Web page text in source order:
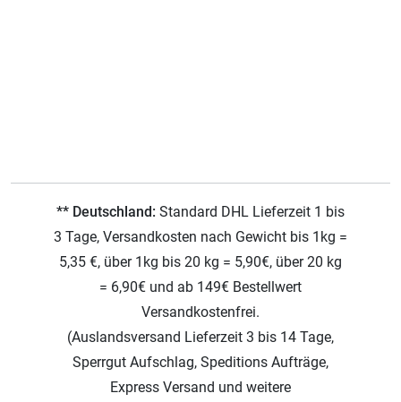
** Deutschland: Standard DHL Lieferzeit 1 bis
3 Tage, Versandkosten nach Gewicht bis 1kg =
5,35 €, über 1kg bis 20 kg = 5,90€, über 20 kg
= 6,90€ und ab 149€ Bestellwert
Versandkostenfrei.
(Auslandsversand Lieferzeit 3 bis 14 Tage,
Sperrgut Aufschlag, Speditions Aufträge,
Express Versand und weitere